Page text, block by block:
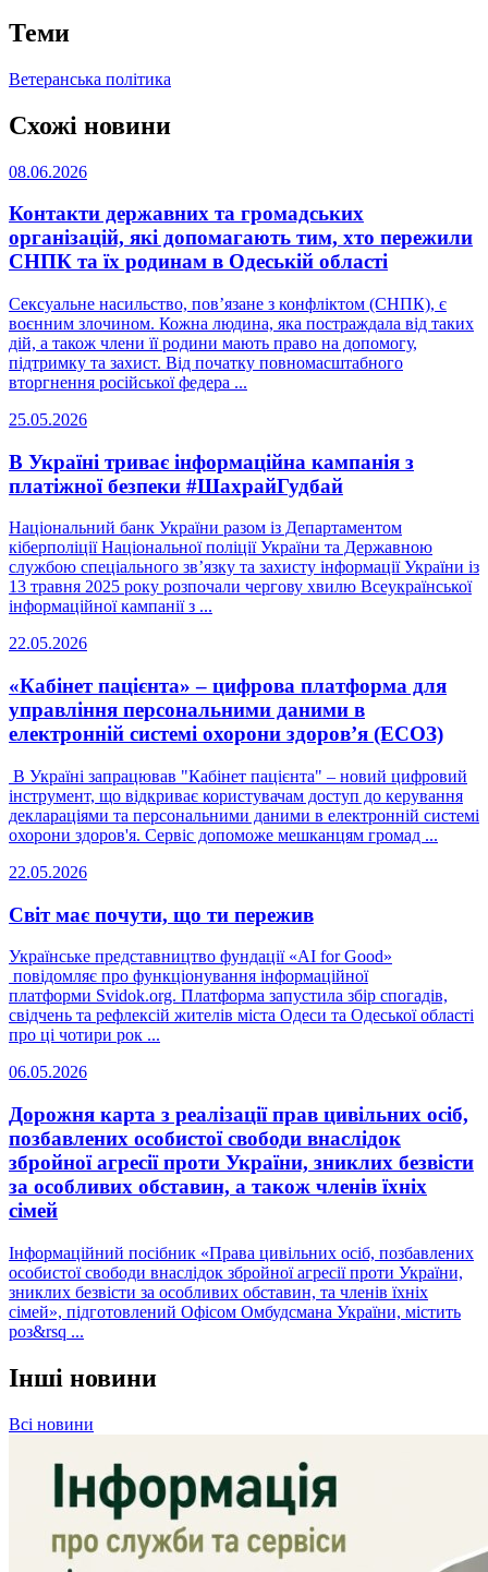
Теми
Ветеранська політика
Схожі новини
08.06.2026
Контакти державних та громадських
організацій, які допомагають тим, хто пережили
СНПК та їх родинам в Одеській області
Сексуальне насильство, пов’язане з конфліктом (СНПК), є
воєнним злочином. Кожна людина, яка постраждала від таких
дій, а також члени її родини мають право на допомогу,
підтримку та захист. Від початку повномасштабного
вторгнення російської федера ...
25.05.2026
В Україні триває інформаційна кампанія з
платіжної безпеки #ШахрайГудбай
Національний банк України разом із Департаментом
кіберполіції Національної поліції України та Державною
службою спеціального зв’язку та захисту інформації України із
13 травня 2025 року розпочали чергову хвилю Всеукраїнської
інформаційної кампанії з ...
22.05.2026
«Кабінет пацієнта» – цифрова платформа для
управління персональними даними в
електронній системі охорони здоров’я (ЕСОЗ)
В Україні запрацював "Кабінет пацієнта" – новий цифровий
інструмент, що відкриває користувачам доступ до керування
деклараціями та персональними даними в електронній системі
охорони здоров'я. Сервіс допоможе мешканцям громад ...
22.05.2026
Світ має почути, що ти пережив
Українське представництво фундації «АI for Good»
повідомляє про функціонування інформаційної
платформи Svidok.org. Платформа запустила збір спогадів,
свідчень та рефлексій жителів міста Одеси та Одеської області
про ці чотири рок ...
06.05.2026
Дорожня карта з реалізації прав цивільних осіб,
позбавлених особистої свободи внаслідок
збройної агресії проти України, зниклих безвісти
за особливих обставин, а також членів їхніх
сімей
Інформаційний посібник «Права цивільних осіб, позбавлених
особистої свободи внаслідок збройної агресії проти України,
зниклих безвісти за особливих обставин, та членів їхніх
сімей», підготовлений Офісом Омбудсмана України, містить
роз&rsq ...
Інші новини
Всі новини